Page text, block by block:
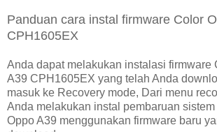
Panduan cara instal firmware Color
CPH1605EX
Anda dapat melakukan instalasi firmware
A39 CPH1605EX yang telah Anda
masuk ke Recovery mode, Dari menu
Anda melakukan instal pembaruan
Oppo A39 menggunakan firmware baru